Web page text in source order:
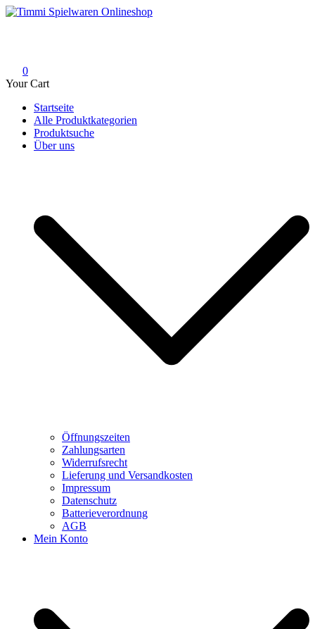
Skip
0
Your Cart
Startseite
Alle Produktkategorien
Produktsuche
Über uns
Öffnungszeiten
Zahlungsarten
Widerrufsrecht
Lieferung und Versandkosten
Impressum
Datenschutz
Batterieverordnung
AGB
Mein Konto